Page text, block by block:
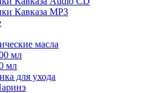
Кавказа MP3
масла
мл
мл
для ухода